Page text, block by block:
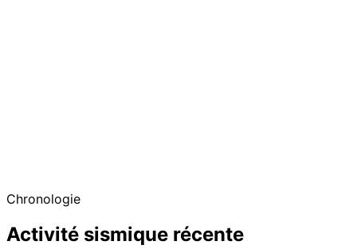
Chronologie
Activité sismique récente